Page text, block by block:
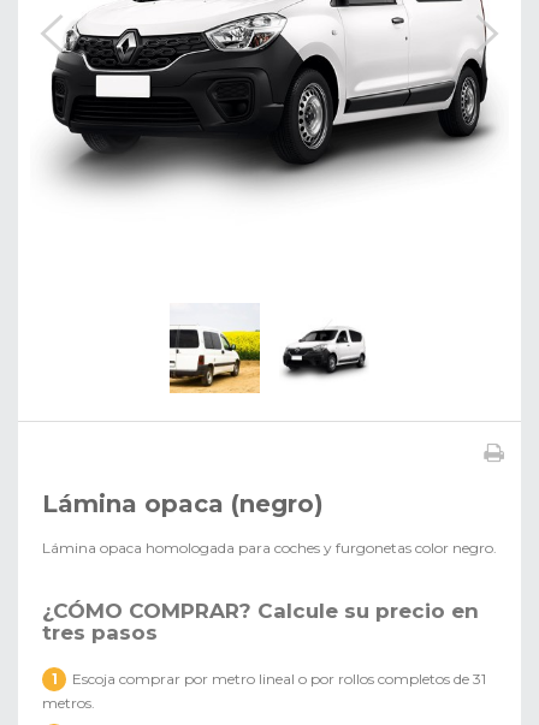
Lámina opaca (negro)
Lámina opaca homologada para coches y furgonetas color negro.
¿CÓMO COMPRAR? Calcule su precio en
tres pasos
1
Escoja comprar por metro lineal o por rollos completos de 31
metros.